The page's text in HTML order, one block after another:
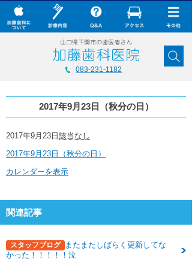
2017年9月23日（秋分の日）
2017
9
23
分
の
日）
2017年9月23日 該当なし
2017年9月23日（秋分の日）
カレンダーを表示
関連記事
スタッフブログ またまたしばらく更新してな
かった！！！！！泣
× CLOSE
加藤歯科について
Q&A
加藤歯科の最新技術
コラム
無料メール相談
スタッフ募集
加藤歯科ブログ